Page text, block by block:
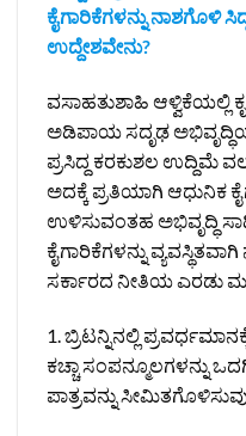
ಕೈಗಾರಿಕೆಗಳನ್ನು ನಾಶಗೊಳಿ
ಉದ್ದೇಶವೇನು?
ವಸಾಹತುಶಾಹಿ ಆಳ್ವಿಕೆಯಲ್ಲಿ
ಅಡಿಪಾಯ ಸದೃಢ
ಪ್ರಸಿದ್ದ ಕರಕುಶಲ ಉದ್ದಿಮೆ
ಅದಕ್ಕೆ ಪ್ರತಿಯಾಗಿ ಆಧುನಿಕ
ಉಳಿಸುವಂತಹ ಅಭಿವೃದ್ಧಿ
ಕೈಗಾರಿಕೆಗಳನ್ನು
ಸರ್ಕಾರದ ನೀತಿಯ ಎರಡು
1. ಬ್ರಿಟನ್ನಿನಲ್ಲಿ
ಕಚ್ಚಾ ಸಂಪನ್ಮೂಲಗಳನ್ನು
ಪಾತ್ರವನ್ನು